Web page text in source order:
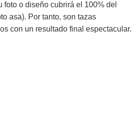
foto o diseño cubrirá el 100% del
asa). Por tanto, son tazas
con un resultado final espectacular.